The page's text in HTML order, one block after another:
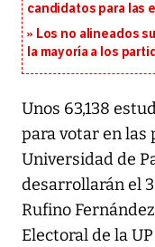
candidatos para las
Los no alineados
la mayoría a los
Unos 63,138
para votar en las
Universidad de
desarrollarán el
Rufino
Electoral de la